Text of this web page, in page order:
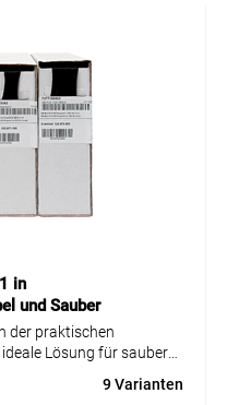
UL-Zulassung. Obwohl
ist, gewährleistet der
Isolation für
Vielzahl von
in
und Sauber
der praktischen
Lösung für sauberes
zu nutzen, ohne
9 Varianten